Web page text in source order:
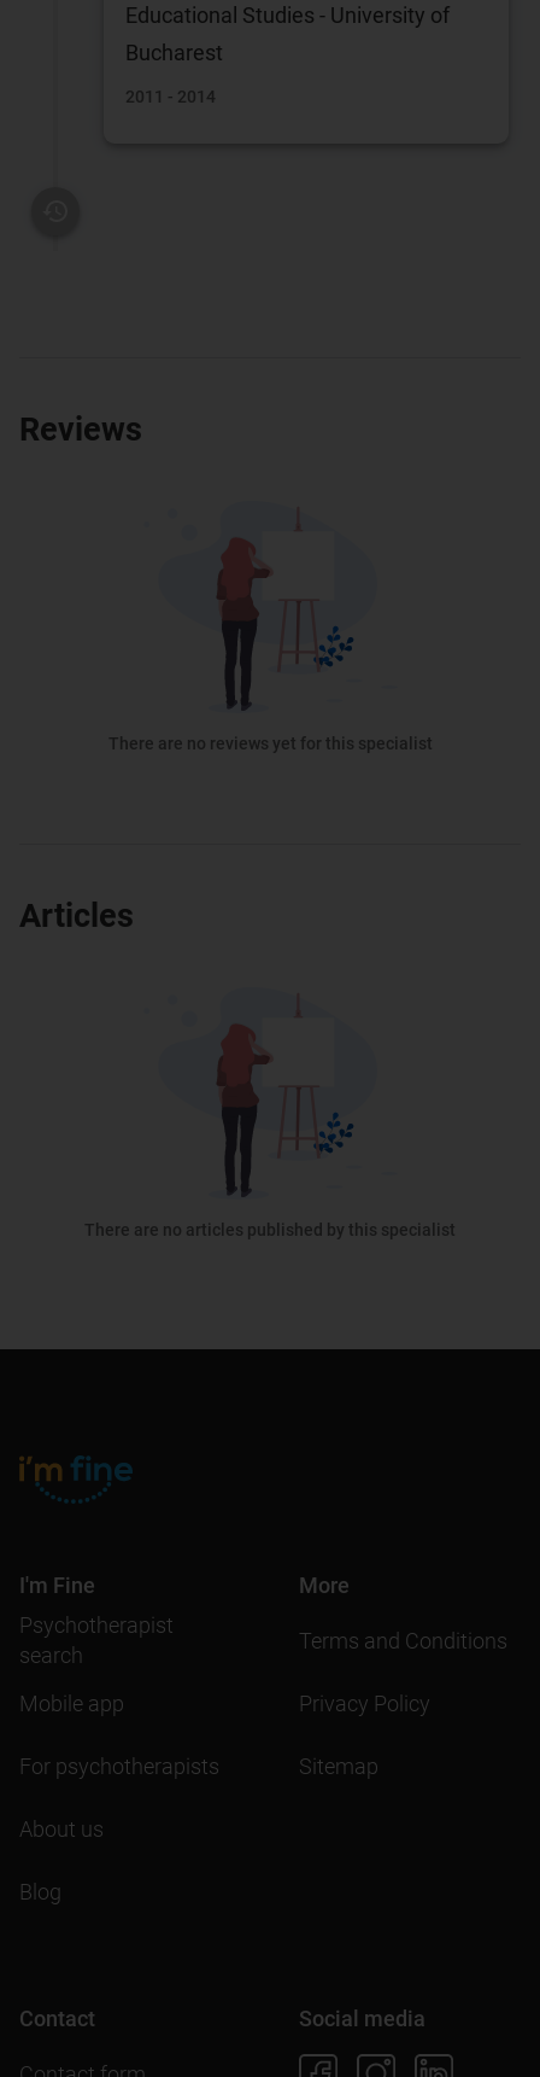
Educational Studies - University of
Bucharest
2011 - 2014
Reviews
There are no reviews yet for this specialist
Articles
There are no articles published by this specialist
I'm Fine
Psychotherapist
search
Mobile app
For psychotherapists
About us
Blog
More
Terms and Conditions
Privacy Policy
Sitemap
Contact Social media